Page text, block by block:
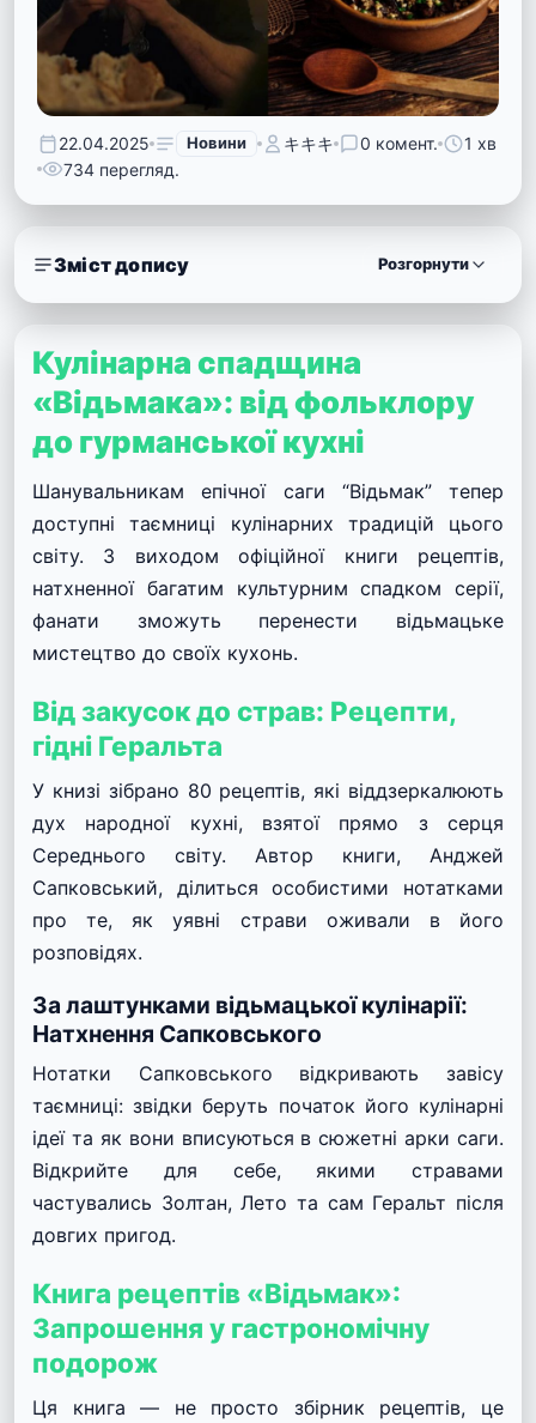
22.04.2025 Новини キキキ 0 комент.
1 хв
734 перегляд.
Зміст допису Розгорнути
Кулінарна спадщина
«Відьмака»: від фольклору
до гурманської кухні
Шанувальникам епічної саги “Відьмак” тепер
доступні таємниці кулінарних традицій цього
світу. З виходом офіційної книги рецептів,
натхненної багатим культурним спадком серії,
фанати зможуть перенести відьмацьке
мистецтво до своїх кухонь.
Від закусок до страв: Рецепти,
гідні Геральта
У книзі зібрано 80 рецептів, які віддзеркалюють
дух народної кухні, взятої прямо з серця
Середнього світу. Автор книги, Анджей
Сапковський, ділиться особистими нотатками
про те, як уявні страви оживали в його
розповідях.
За лаштунками відьмацької кулінарії:
Натхнення Сапковського
Нотатки Сапковського відкривають завісу
таємниці: звідки беруть початок його кулінарні
ідеї та як вони вписуються в сюжетні арки саги.
Відкрийте для себе, якими стравами
частувались Золтан, Лето та сам Геральт після
довгих пригод.
Книга рецептів «Відьмак»:
Запрошення у гастрономічну
подорож
Ця книга — не просто збірник рецептів, це